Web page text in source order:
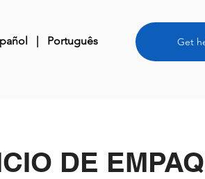
| Português Get
DE